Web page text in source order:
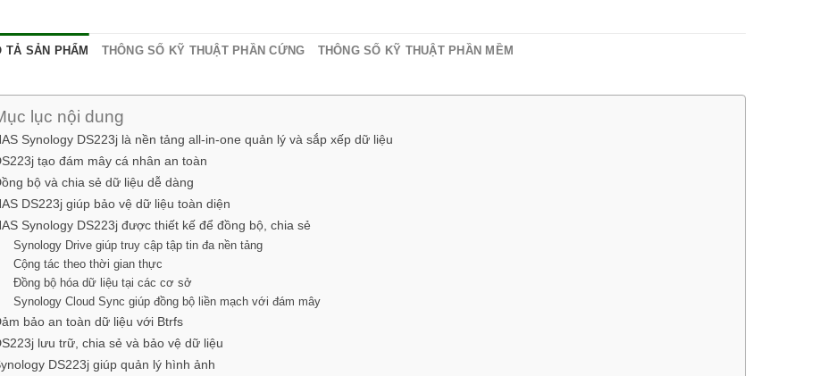
TẢ SẢN PHẨM THÔNG SỐ KỸ THUẬT PHẦN CỨNG THÔNG SỐ KỸ THUẬT PHẦN MỀM
lục nội dung
Synology DS223j là nền tảng all-in-one quản lý và sắp xếp dữ liệu
tạo đám mây cá nhân an toàn
bộ và chia sẻ dữ liệu dễ dàng
DS223j giúp bảo vệ dữ liệu toàn diện
Synology DS223j được thiết kế để đồng bộ, chia sẻ
Synology Drive giúp truy cập tập tin đa nền tảng
Cộng tác theo thời gian thực
Đồng bộ hóa dữ liệu tại các cơ sở
Synology Cloud Sync giúp đồng bộ liền mạch với đám mây
bảo an toàn dữ liệu với Btrfs
lưu trữ, chia sẻ và bảo vệ dữ liệu
DS223j giúp quản lý hình ảnh